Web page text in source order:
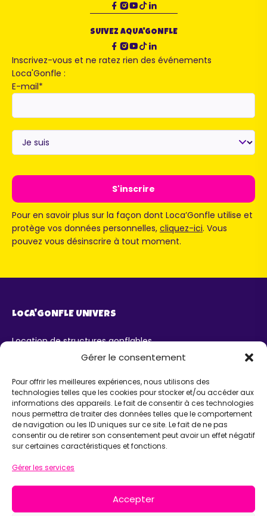
Gérer le consentement
Pour offrir les meilleures expériences, nous utilisons des
technologies telles que les cookies pour stocker et/ou accéder aux
informations des appareils. Le fait de consentir à ces technologies
nous permettra de traiter des données telles que le comportement
de navigation ou les ID uniques sur ce site. Le fait de ne pas
consentir ou de retirer son consentement peut avoir un effet négatif
sur certaines caractéristiques et fonctions.
Gérer les services
Accepter
SUIVEZ AQUA'GONFLE
Inscrivez-vous et ne ratez rien des événements
Loca'Gonfle :
E-mail*
Je
suis*
Pour en savoir plus sur la façon dont Loca’Gonfle utilise et
protège vos données personnelles, cliquez-ici. Vous
pouvez vous désinscrire à tout moment.
LOCA'GONFLE UNIVERS
Location de structures gonflables
Parc Loca'Gonfle XXL Colmar
Karting ludo-éducatif
AIDE
Chatbot IA Maurice
Infos pratiques
INFORMATIONS
Loca'Gonfle Eurl Z.A RODOLPHE, 68840 PULVERSHEIM